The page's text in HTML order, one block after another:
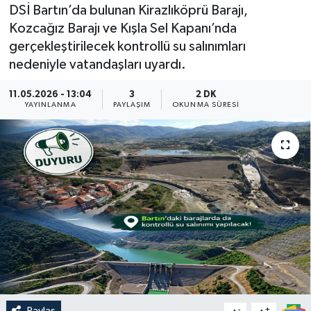
DSİ Bartın’da bulunan Kirazlıköprü Barajı,
Kozcağız Barajı ve Kışla Sel Kapanı’nda
gerçekleştirilecek kontrollü su salınımları
nedeniyle vatandaşları uyardı.
11.05.2026 - 13:04
YAYINLANMA
3
PAYLAŞIM
2 DK
OKUNMA SÜRESI
Medya
Sağlık
Sinema
Sivil Toplum
Siyaset
Spor
Tarım
Turizm
Yaşam